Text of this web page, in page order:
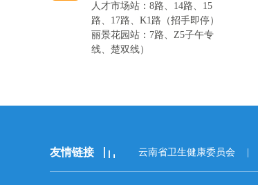
人才市场站：8路、14路、15
路、17路、K1路（招手即停）
丽景花园站：7路、Z5子午专
线、楚双线）
友情链接 云南省卫生健康委员会